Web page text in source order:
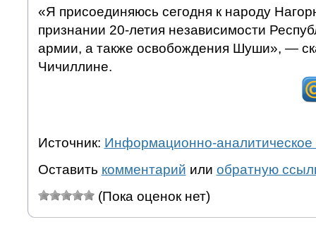
«Я присоединяюсь сегодня к народу
признании 20-летия независимости
армии, а также освобождения Шуши», —
Чичиллине.
Источник: Информационно-аналитическое
Оставить комментарий или обратную
(Пока оценок нет)